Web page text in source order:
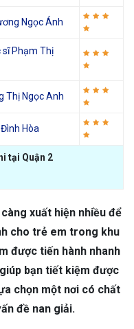
Ngọc Ánh
sĩ Phạm Thị
Thị Ngọc Anh
Hòa
tại Quận 2
xuất hiện nhiều để
cho trẻ em trong khu
được tiến hành nhanh
bạn tiết kiệm được
chọn một nơi có chất
đề nan giải.